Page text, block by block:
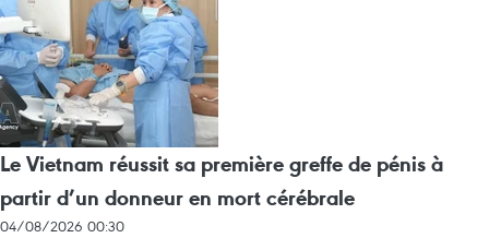
Le Vietnam réussit sa première greffe de pénis à
partir d’un donneur en mort cérébrale
04/08/2026 00:30